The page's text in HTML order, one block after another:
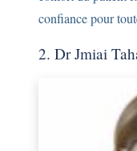
confiance pour
2. Dr Jmiai